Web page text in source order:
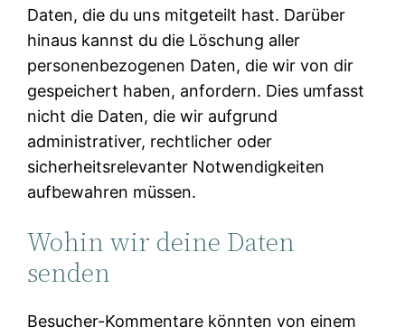
Daten, die du uns mitgeteilt hast. Darüber
hinaus kannst du die Löschung aller
personenbezogenen Daten, die wir von dir
gespeichert haben, anfordern. Dies umfasst
nicht die Daten, die wir aufgrund
administrativer, rechtlicher oder
sicherheitsrelevanter Notwendigkeiten
aufbewahren müssen.
Wohin wir deine Daten
senden
Besucher-Kommentare könnten von einem